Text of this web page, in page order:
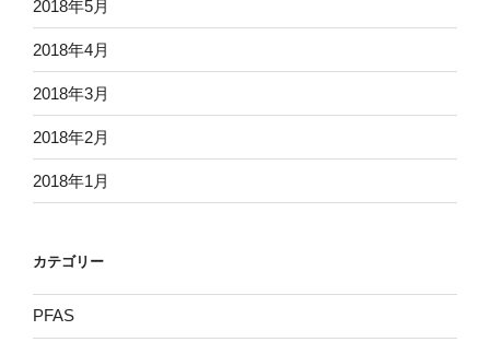
2018年5月
2018年4月
2018年3月
2018年2月
2018年1月
カテゴリー
PFAS